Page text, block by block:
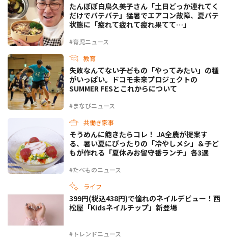
#育児ニュース
たんぽぽ白鳥久美子さん「土日どっか連れてく
だけでバテバテ」猛暑でエアコン故障、夏バテ
状態に「疲れて疲れて疲れ果てて…」
教育
#まなびニュース
失敗なんてない――子どもの「やってみたい」の種
がいっぱい。ドコモ未来プロジェクトの
SUMMER FESとこれからについて
共働き家事
#たべものニュース
そうめんに飽きたらコレ！ JA全農が提案す
る、暑い夏にぴったりの「冷やしメシ」＆子ど
もが作れる「夏休みお留守番ランチ」各3選
ライフ
#トレンドニュース
399円(税込438円)で憧れのネイルデビュー！西
松屋「Kidsネイルチップ」新登場